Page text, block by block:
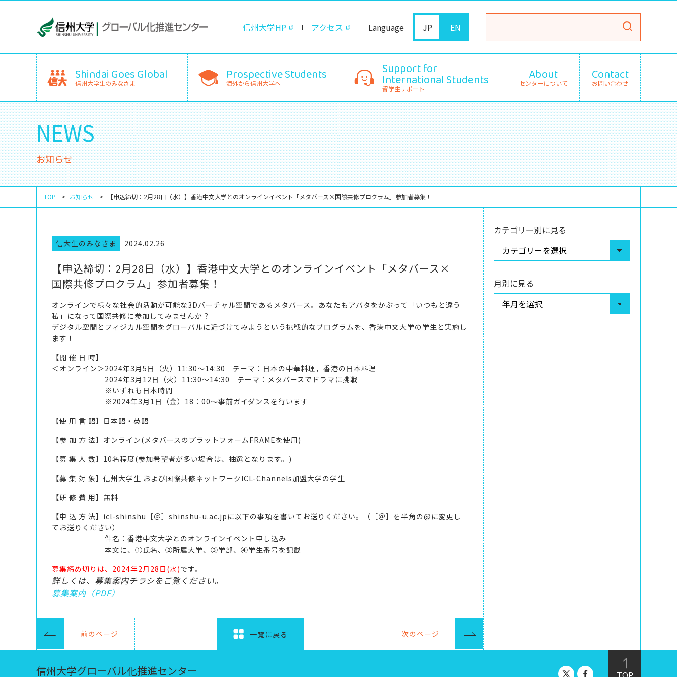
信州大学HP アクセス Language JP EN
Shindai Goes Global
信州大学生のみなさま Prospective Students
海外から信州大学へ
Support for
International Students
留学生サポート
About
センターについて Contact
お問い合わせ
NEWS
お知らせ
TOP お知らせ 【申込締切：2月28日（水）】香港中文大学とのオンラインイベント「メタバース×国際共修プロクラム」参加者募集！
信大生のみなさま 2024.02.26
【申込締切：2月28日（水）】香港中文大学とのオンラインイベント「メタバース×
国際共修プロクラム」参加者募集！
オンラインで様々な社会的活動が可能な3Dバーチャル空間であるメタバース。あなたもアバタをかぶって「いつもと違う
私」になって国際共修に参加してみませんか？
デジタル空間とフィジカル空間をグローバルに近づけてみようという挑戦的なプログラムを、香港中文大学の学生と実施し
ます！
【開 催 日 時】
＜オンライン＞2024年3月5日（火）11:30～14:30 テーマ： 日本の中華料理，香港の日本料理
2024年3月12日（火）11:30～14:30 テーマ： メタバースでドラマに挑戦
※いずれも日本時間
※2024年3月1日（金）18：00～事前ガイダンスを行います
【使 用 言 語】日本語・英語
【参 加 方 法】 オンライン(メタバースのプラットフォームFRAMEを使用)
【募 集 人 数】10名程度(参加希望者が多い場合は、抽選となります。)
【募 集 対 象】信州大学生 および国際共修ネットワーク ICL-Channels加盟大学の学生
【研 修 費 用】無料
【申 込 方 法】 icl-shinshu［＠］shinshu-u.ac.jp に以下の事項を書いてお送りください。（［＠］を半角の@に変更し
てお送りください）
件名：香港中文大学とのオンラインイベント申し込み
本文に、①氏名、②所属大学、③学部、④学生番号を記載
募集締め切りは、2024年2月28日(水)です。
詳しくは、募集案内チラシをご覧ください。
募集案内（PDF）
前のページ 一覧に戻る 次のページ
カテゴリー別に見る
月別に見る
信州大学グローバル化推進センター